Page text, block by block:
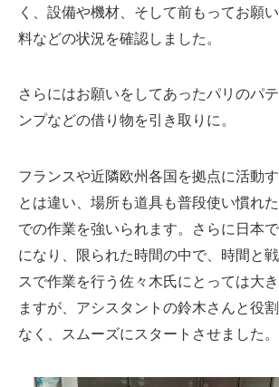
く、設備や機材、そして前もってお願
料などの状況を確認しました。
さらにはお願いをしてあったパリのパ
ンプなどの借り物を引き取りに。
フランスや近隣欧州各国を拠点に活動
とは違い、場所も道具も普段使い慣れ
での作業を強いられます。さらに日本
になり、限られた時間の中で、時間と
スで作業を行う佐々木氏にとっては大
ますが、アシスタントの鈴木さんと役
なく、スムーズにスタートさせました。